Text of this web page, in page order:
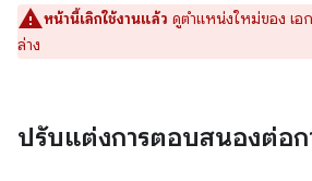
หน้านี้เลิกใช้งานแล้ว ดูตำแหน่งใหม่ของ เอ
ล่าง
ปรับแต่งการตอบสนองต่อ